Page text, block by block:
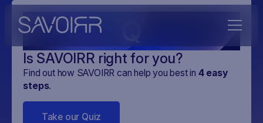
Is SAVOIRR right for you?
Find out how SAVOIRR can help you best in 4easy
steps.
Take our Quiz
SAVOIRR für